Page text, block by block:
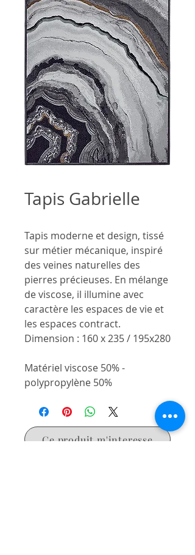
Tapis Gabrielle
Tapis moderne et design, tissé
sur métier mécanique, inspiré
des veines naturelles des
pierres précieuses. En mélange
de viscose, il illumine avec
caractère les espaces de vie et
les espaces contract.
Dimension : 160 x 235 / 195x280
Matériel viscose 50% -
polypropylène 50%
Provenance
EGYPTE
Ce produit m'interesse